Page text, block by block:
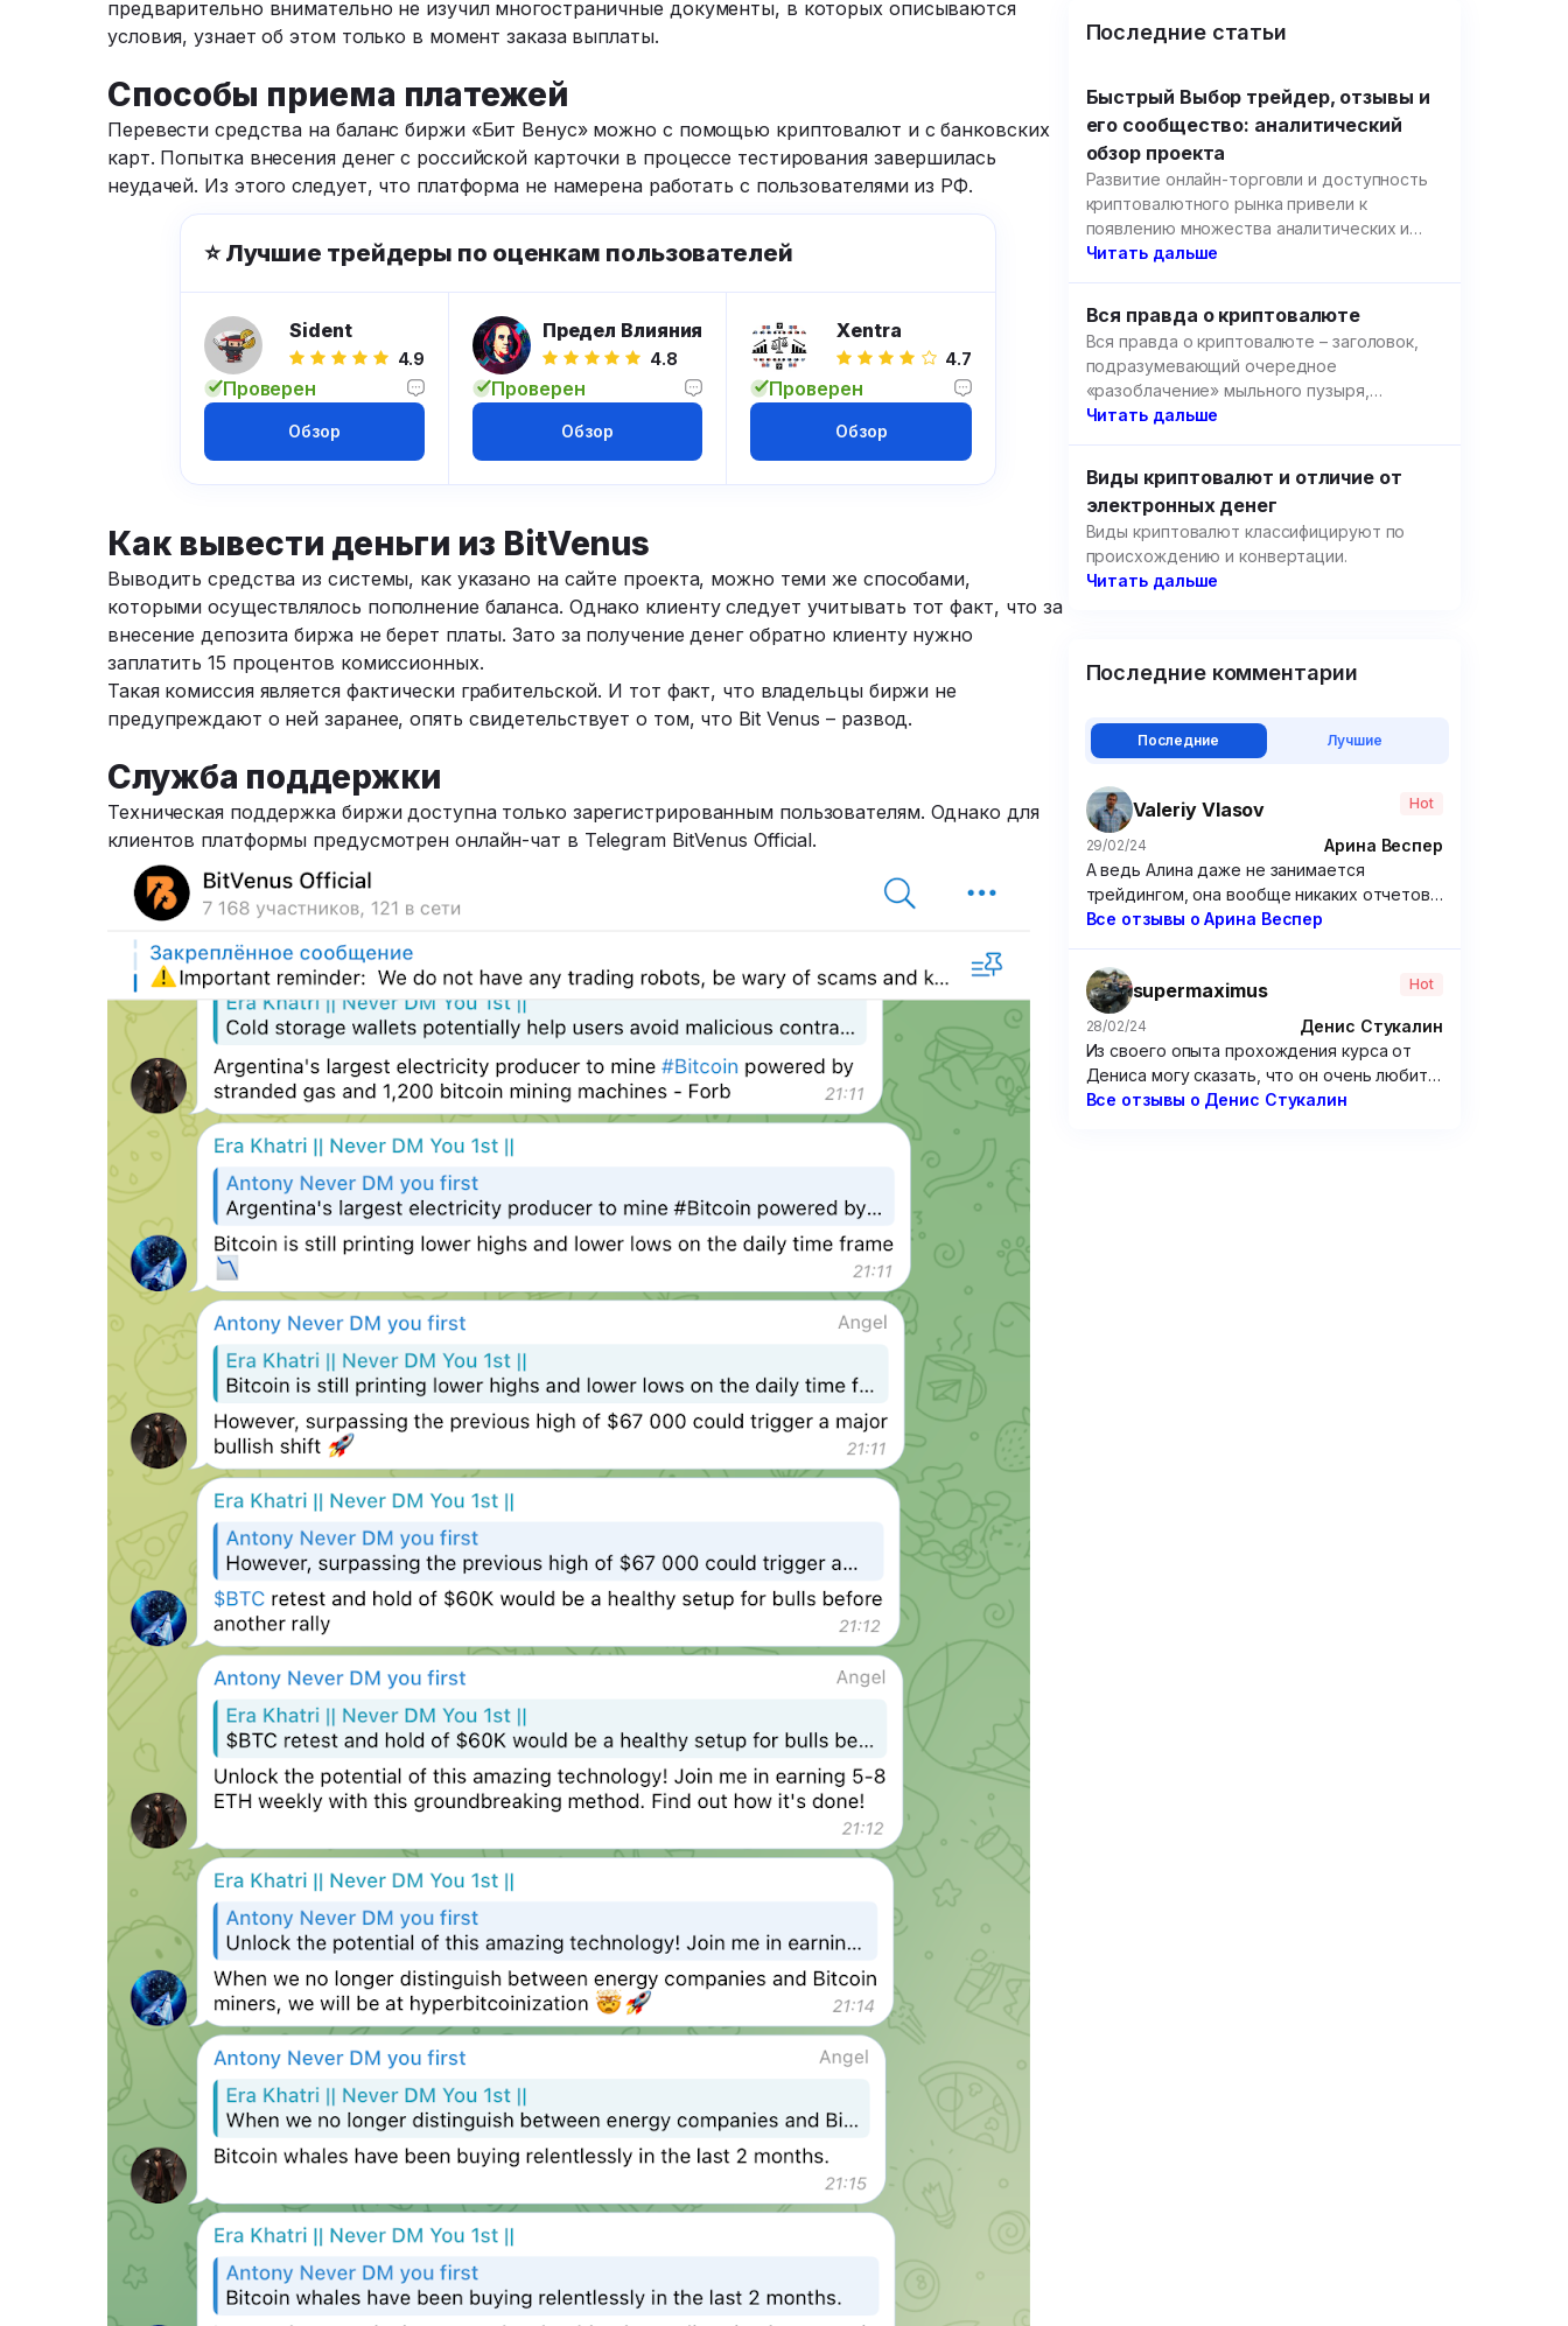
предварительно внимательно не изучил многостраничные документы, в которых описываются
условия, узнает об этом только в момент заказа выплаты.
Способы приема платежей
Перевести средства на баланс биржи «Бит Венус» можно с помощью криптовалют и с банковских
карт. Попытка внесения денег с российской карточки в процессе тестирования завершилась
неудачей. Из этого следует, что платформа не намерена работать с пользователями из РФ.
⭐ Лучшие трейдеры по оценкам пользователей
Sident
4.9
Проверен
Обзор
Предел Влияния
4.8
Проверен
Обзор
Xentra
4.7
Проверен
Обзор
Как вывести деньги из BitVenus
Выводить средства из системы, как указано на сайте проекта, можно теми же способами,
которыми осуществлялось пополнение баланса. Однако клиенту следует учитывать тот факт, что за
внесение депозита биржа не берет платы. Зато за получение денег обратно клиенту нужно
заплатить 15 процентов комиссионных.
Такая комиссия является фактически грабительской. И тот факт, что владельцы биржи не
предупреждают о ней заранее, опять свидетельствует о том, что Bit Venus – развод.
Служба поддержки
Техническая поддержка биржи доступна только зарегистрированным пользователям. Однако для
клиентов платформы предусмотрен онлайн-чат в Telegram BitVenus Official.
Последние статьи
Быстрый Выбор трейдер, отзывы и
его сообщество: аналитический
обзор проекта
Развитие онлайн-торговли и доступность
криптовалютного рынка привели к
появлению множества аналитических и
образовательных площадок.
Читать дальше
Вся правда о криптовалюте
Вся правда о криптовалюте – заголовок,
подразумевающий очередное
«разоблачение» мыльного пузыря,
созданного цифровыми валютами, но речь
Читать дальше
Виды криптовалют и отличие от
электронных денег
Виды криптовалют классифицируют по
происхождению и конвертации.
Читать дальше
Последние комментарии
Последние Лучшие
Valeriy Vlasov Hot
29/02/24
Арина Веспер
А ведь Алина даже не занимается
трейдингом, она вообще никаких отчетов
по своим сделкам не дает. Походу решила
учениках, которые покупают ее курсы.
Крайне посредственные курсы, если
честно. Я брал у нее программу по
опционам – бесполезнейшая вещь, только
зря потраченные время и 15 000 рублей.
Все отзывы о Арина Веспер
supermaximus Hot
28/02/24
Денис Стукалин
Из своего опыта прохождения курса от
Дениса могу сказать, что он очень любит
разбирать сложные графики. Но от этого
Все отзывы о Денис Стукалин